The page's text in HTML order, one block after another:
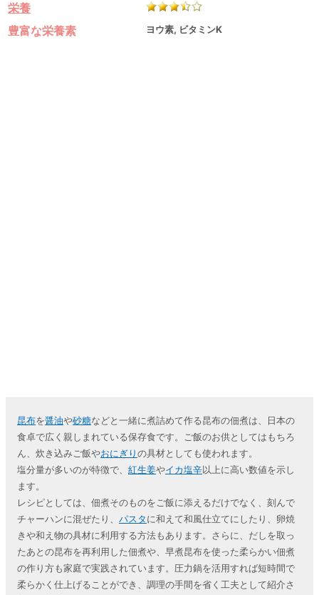
栄養
豊富な栄養素
ヨウ素, ビタミンK
昆布を醤油や砂糖などと一緒に煮詰めて作る昆布の佃煮は、日本の
食卓で広く親しまれている保存食です。ご飯のお供としてはもちろ
ん、炊き込みご飯やおにぎり の具材としても使われます。
塩分量が多いのが特徴で、 紅生姜やイカ塩辛以上に高い数値を示し
ます。
レシピとしては、佃煮そのものをご飯に添えるだけでなく、刻んで
チャーハンに混ぜたり、 パスタ に和えて和風仕立てにしたり、卵焼
きや和え物の具材に利用する方法もあります。さらに、だしを取っ
たあとの昆布を再利用した佃煮や、早煮昆布を使った柔らかい佃煮
の作り方も家庭で実践されています。圧力鍋を活用すれば短時間で
柔らかく仕上げることができ、調理の手間を省く工夫として紹介さ